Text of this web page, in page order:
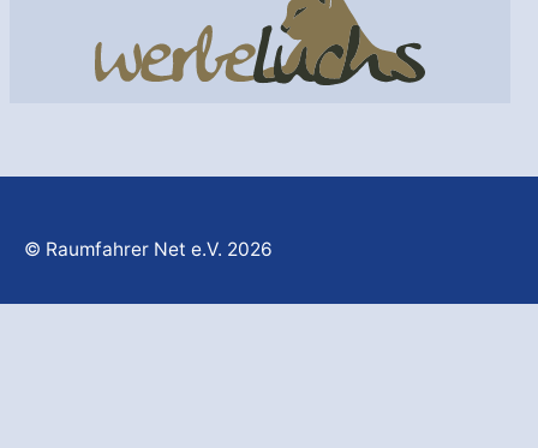
© Raumfahrer Net e.V. 2026